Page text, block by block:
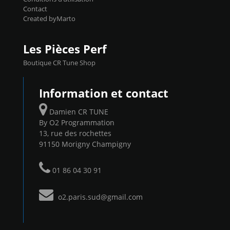
Contact
Created byMarto
Les Pièces Perf
Boutique CR Tune Shop
Information et contact
Damien CR TUNE
By O2 Programmation
13, rue des rochettes
91150 Morigny Champigny
01 86 04 30 91
o2.paris.sud@gmail.com